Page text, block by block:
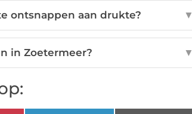
ontsnappen aan drukte? ▼
in Zoetermeer? ▼